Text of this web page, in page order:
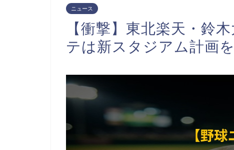
ニュース
【衝撃】東北楽天・鈴
テは新スタジアム計画